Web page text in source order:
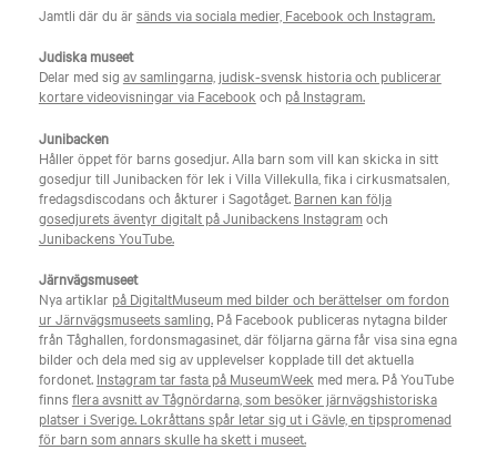
Jamtli där du är sänds via sociala medier, Facebook och Instagram.
Judiska museet
Delar med sig av samlingarna, judisk-svensk historia och publicerar
kortare videovisningar via Facebook och på Instagram.
Junibacken
Håller öppet för barns gosedjur. Alla barn som vill kan skicka in sitt
gosedjur till Junibacken för lek i Villa Villekulla, fika i cirkusmatsalen,
fredagsdiscodans och åkturer i Sagotåget. Barnen kan följa
gosedjurets äventyr digitalt på Junibackens Instagramoch
Junibackens YouTube.
Järnvägsmuseet
Nya artiklar på DigitaltMuseum med bilder och berättelser om fordon
ur Järnvägsmuseets samling.På Facebook publiceras nytagna bilder
från Tåghallen, fordonsmagasinet, där följarna gärna får visa sina egna
bilder och dela med sig av upplevelser kopplade till det aktuella
fordonet. Instagram tar fasta på MuseumWeek med mera. På YouTube
finnsflera avsnitt av Tågnördarna, som besöker järnvägshistoriska
platser i Sverige. Lokråttans spår letar sig ut i Gävle, en tipspromenad
för barn som annars skulle ha skett i museet.